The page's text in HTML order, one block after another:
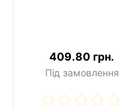
409.80 грн.
Під замовлення